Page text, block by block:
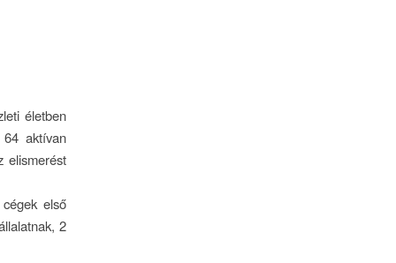
életben
aktívan
elismerést
első
2